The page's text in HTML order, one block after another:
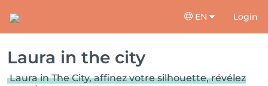
EN Login
Laura in the city
Laura in The City, affinez votre silhouette, révélez